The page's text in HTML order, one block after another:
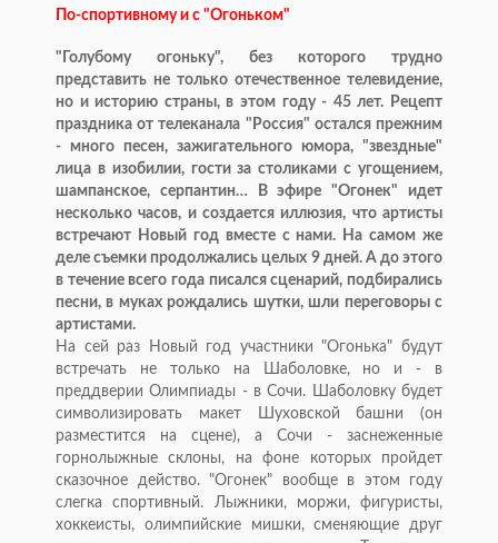
По-спортивному и с "Огоньком"
"Голубому огоньку", без которого трудно
представить не только отечественное телевидение,
но и историю страны, в этом году - 45 лет. Рецепт
праздника от телеканала "Россия" остался прежним
- много песен, зажигательного юмора, "звездные"
лица в изобилии, гости за столиками с угощением,
шампанское, серпантин… В эфире "Огонек" идет
несколько часов, и создается иллюзия, что артисты
встречают Новый год вместе с нами. На самом же
деле съемки продолжались целых 9 дней. А до этого
в течение всего года писался сценарий, подбирались
песни, в муках рождались шутки, шли переговоры с
артистами.
На сей раз Новый год участники "Огонька" будут
встречать не только на Шаболовке, но и - в
преддверии Олимпиады - в Сочи. Шаболовку будет
символизировать макет Шуховской башни (он
разместится на сцене), а Сочи - заснеженные
горнолыжные склоны, на фоне которых пройдет
сказочное действо. "Огонек" вообще в этом году
слегка спортивный. Лыжники, моржи, фигуристы,
хоккеисты, олимпийские мишки, сменяющие друг